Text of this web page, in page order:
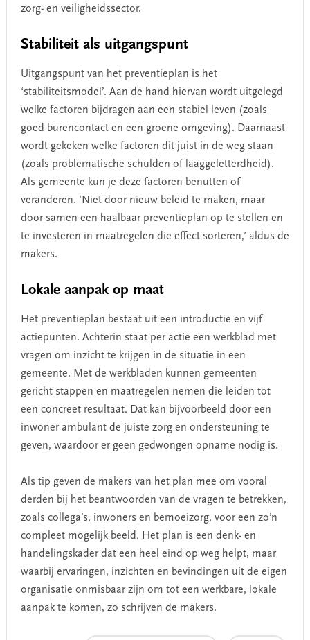
zorg- en veiligheidssector.
Stabiliteit als uitgangspunt
Uitgangspunt van het preventieplan is het
‘stabiliteitsmodel’. Aan de hand hiervan wordt uitgelegd
welke factoren bijdragen aan een stabiel leven (zoals
goed burencontact en een groene omgeving). Daarnaast
wordt gekeken welke factoren dit juist in de weg staan
(zoals problematische schulden of laaggeletterdheid).
Als gemeente kun je deze factoren benutten of
veranderen. ‘Niet door nieuw beleid te maken, maar
door samen een haalbaar preventieplan op te stellen en
te investeren in maatregelen die effect sorteren,’ aldus de
makers.
Lokale aanpak op maat
Het preventieplan bestaat uit een introductie en vijf
actiepunten. Achterin staat per actie een werkblad met
vragen om inzicht te krijgen in de situatie in een
gemeente. Met de werkbladen kunnen gemeenten
gericht stappen en maatregelen nemen die leiden tot
een concreet resultaat. Dat kan bijvoorbeeld door een
inwoner ambulant de juiste zorg en ondersteuning te
geven, waardoor er geen gedwongen opname nodig is.
Als tip geven de makers van het plan mee om vooral
derden bij het beantwoorden van de vragen te betrekken,
zoals collega’s, inwoners en bemoeizorg, voor een zo’n
compleet mogelijk beeld. Het plan is een denk- en
handelingskader dat een heel eind op weg helpt, maar
waarbij ervaringen, inzichten en bevindingen uit de eigen
organisatie onmisbaar zijn om tot een werkbare, lokale
aanpak te komen, zo schrijven de makers.